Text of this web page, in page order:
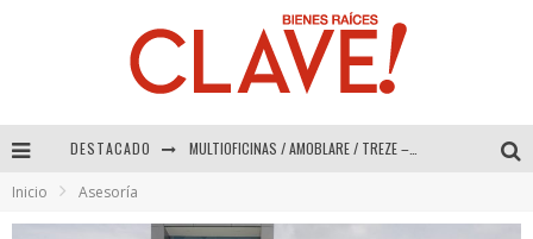
DESTACADO
Inicio Asesoría